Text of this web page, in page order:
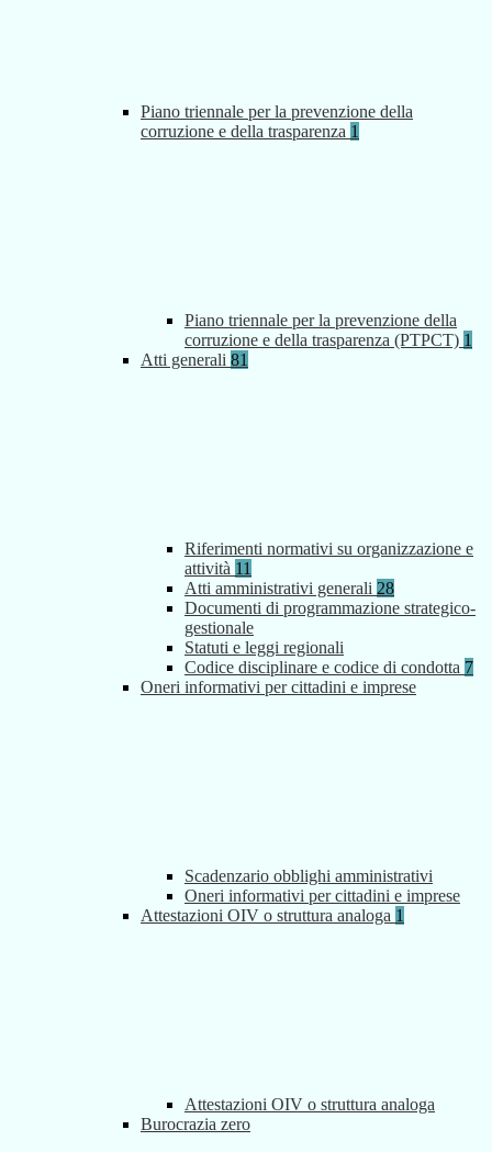
Piano triennale per la prevenzione della
corruzione e della trasparenza 1
Piano triennale per la prevenzione della
corruzione e della trasparenza (PTPCT) 1
Atti generali 81
Riferimenti normativi su organizzazione e
attività 11
Atti amministrativi generali 28
Documenti di programmazione strategico-
gestionale
Statuti e leggi regionali
Codice disciplinare e codice di condotta 7
Oneri informativi per cittadini e imprese
Scadenzario obblighi amministrativi
Oneri informativi per cittadini e imprese
Attestazioni OIV o struttura analoga 1
Attestazioni OIV o struttura analoga
Burocrazia zero